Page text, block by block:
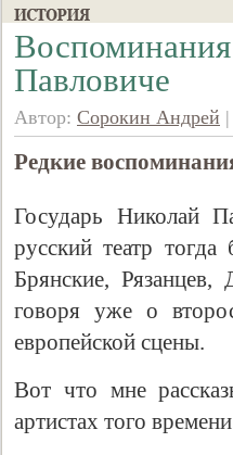
Павловиче
Автор: Сорокин Андрей
Редкие
Государь Николай
русский театр
Брянские,
говоря уже о
европейской сцены.
Вот что мне
артистах того